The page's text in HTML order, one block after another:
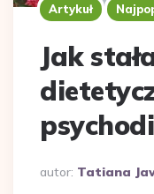
Artykuł
Jak
Dodane
autor: Tatiana